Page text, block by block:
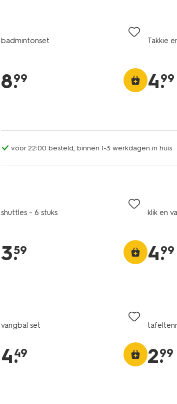
badmintonset
8.
99
Takkie
4.
99
voor 22:00 besteld, binnen 1-3 werkdagen in huis
shuttles - 6 stuks
3.
59
klik en
4.
99
vangbal set
4.
49 2.
99